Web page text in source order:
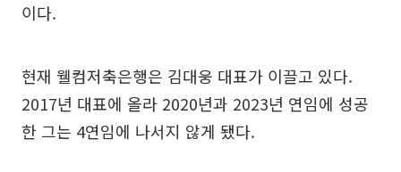
이다.
현재 웰컴저축은행은 김대웅 대표가 이끌고 있다.
2017년 대표에 올라 2020년과 2023년 연임에 성공
한 그는 4연임에 나서지 않게 됐다.